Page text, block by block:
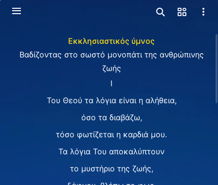
Εκκλησιαστικός ύμνος
Βαδίζοντας στο σωστό μονοπάτι της ανθρώπινης
ζωής
Ⅰ
Του Θεού τα λόγια είναι η αλήθεια,
όσο τα διαβάζω,
τόσο φωτίζεται η καρδιά μου.
Τα λόγια Του αποκαλύπτουν
το μυστήριο της ζωής,